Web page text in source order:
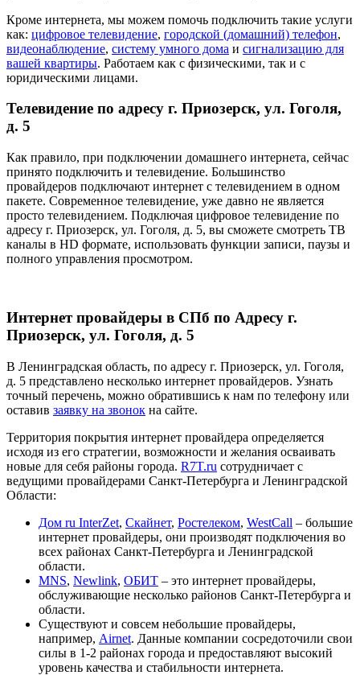
Кроме интернета, мы можем помочь подключить такие услуги
как: цифровое телевидение, городской (домашний) телефон,
видеонаблюдение, систему умного дома и сигнализацию для
вашей квартиры. Работаем как с физическими, так и с
юридическими лицами.
Телевидение по адресу г. Приозерск, ул. Гоголя,
д. 5
Как правило, при подключении домашнего интернета, сейчас
принято подключить и телевидение. Большинство
провайдеров подключают интернет с телевидением в одном
пакете. Современное телевидение, уже давно не является
просто телевидением. Подключая цифровое телевидение по
адресу г. Приозерск, ул. Гоголя, д. 5, вы сможете смотреть ТВ
каналы в HD формате, использовать функции записи, паузы и
полного управления просмотром.
Интернет провайдеры в СПб по Адресу г.
Приозерск, ул. Гоголя, д. 5
В Ленинградская область, по адресу г. Приозерск, ул. Гоголя,
д. 5 представлено несколько интернет провайдеров. Узнать
точный перечень, можно обратившись к нам по телефону или
оставив заявку на звонок на сайте.
Территория покрытия интернет провайдера определяется
исходя из его стратегии, возможности и желания осваивать
новые для себя районы города. R7T.ru сотрудничает с
ведущими провайдерами Санкт-Петербурга и Ленинградской
Области:
Дом ru InterZet, Скайнет, Ростелеком, WestCall – большие
интернет провайдеры, они производят подключения во
всех районах Санкт-Петербурга и Ленинградской
области.
MNS, Newlink, ОБИТ – это интернет провайдеры,
обслуживающие несколько районов Санкт-Петербурга и
области.
Существуют и совсем небольшие провайдеры,
например, Airnet. Данные компании сосредоточили свои
силы в 1-2 районах города и предоставляют высокий
уровень качества и стабильности интернета.